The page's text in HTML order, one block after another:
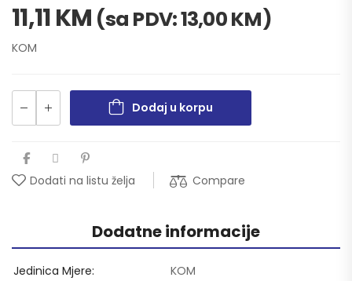
11,11KM (sa PDV:13,00KM)
KOM
Dodaj u korpu
Dodati na listu želja Compare
Dodatne informacije
Jedinica Mjere KOM